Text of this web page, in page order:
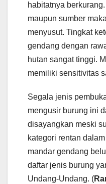
habitatnya
maupun sumber
menyusut. Tingkat
gendang dengan
hutan sangat tinggi.
memiliki sensitivitas
Segala jenis
mengusir burung ini
disayangkan meski
kategori rentan
mandar gendang
daftar jenis burung
Undang-Undang. (